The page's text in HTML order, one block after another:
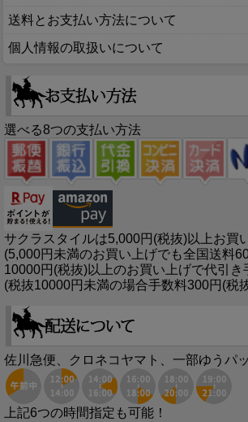
送料とお支払い方法について
個人情報の取扱いについて
選べる8つの支払い方法
サクラスタイルは5,000円(税抜)以上お買
(5,000円未満のお買い上げでも全国送料
10000円(税抜)以上のお買い上げで代引き
(税抜10000円未満の場合手数料300円(税
佐川急便、クロネコヤマト、一部ゆうパ
上記6つの時間指定も可能！